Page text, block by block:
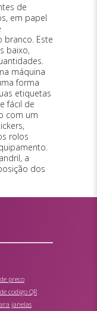
de
em papel
Este
baixo,
máquina
forma
etiquetas
fácil de
com um
rolos
a
dos
preco
codigo QR
janelas